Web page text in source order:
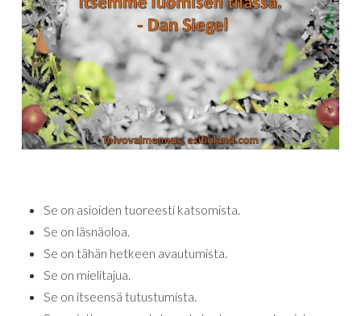
Se on asioiden tuoreesti katsomista.
Se on läsnäoloa.
Se on tähän hetkeen avautumista.
Se on mielitajua.
Se on itseensä tutustumista.